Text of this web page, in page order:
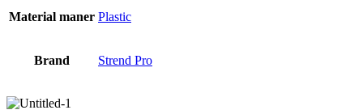
Material maner Plastic
Brand Strend Pro